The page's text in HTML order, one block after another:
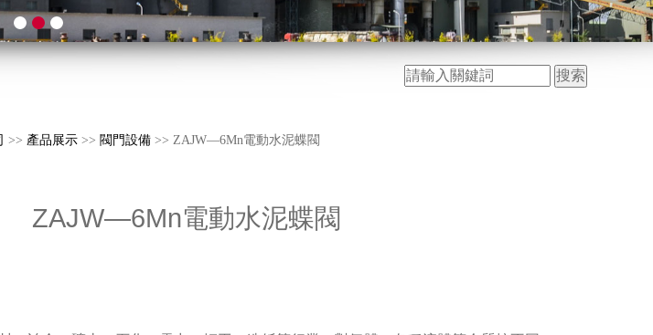
>> 產品展示>> 閥門設備>> ZAJW—6Mn電動水泥蝶閥
ZAJW—6Mn電動水泥蝶閥